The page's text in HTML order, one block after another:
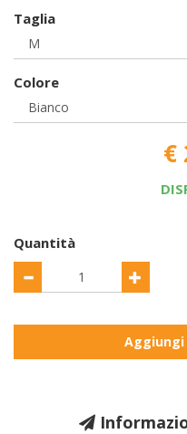
Taglia
Colore
€
Quantità
Aggiungi